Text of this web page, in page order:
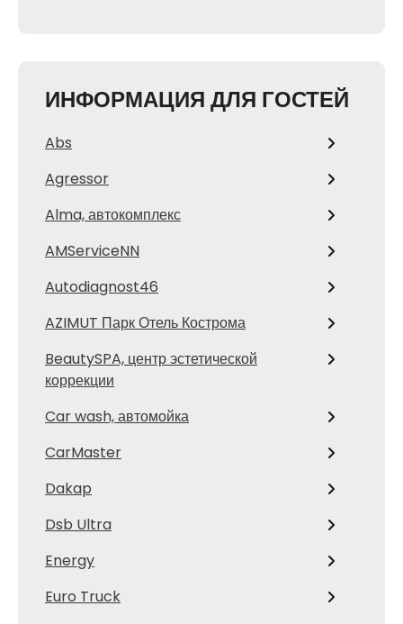
ИНФОРМАЦИЯ ДЛЯ ГОСТЕЙ
Abs
Agressor
Alma, автокомплекс
AMServiceNN
Autodiagnost46
AZIMUT Парк Отель Кострома
BeautySPA, центр эстетической
коррекции
Car wash, автомойка
CarMaster
Dakap
Dsb Ultra
Energy
Euro Truck